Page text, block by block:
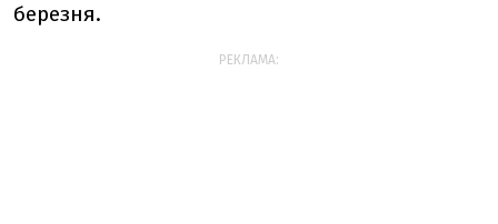
березня.
РЕКЛАМА: